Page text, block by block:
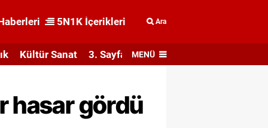
5N1K İçerikleri Ara
Kültür Sanat 3. Sayfa MENÜ
hasar gördü